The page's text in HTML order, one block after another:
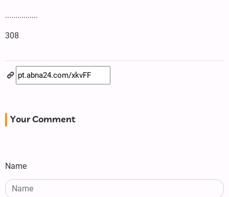
................
308
Your Comment
Name